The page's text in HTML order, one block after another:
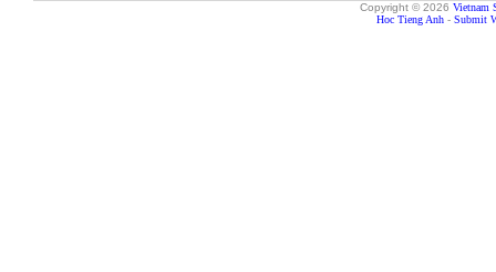
Copyright © 2026 Vietnam
Hoc Tieng Anh - Submit